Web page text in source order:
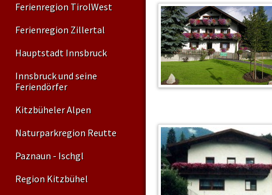
Ferienregion TirolWest
Ferienregion Zillertal
Hauptstadt Innsbruck
Innsbruck und seine
Feriendörfer
Kitzbüheler Alpen
Naturparkregion Reutte
Paznaun - Ischgl
Region Kitzbühel